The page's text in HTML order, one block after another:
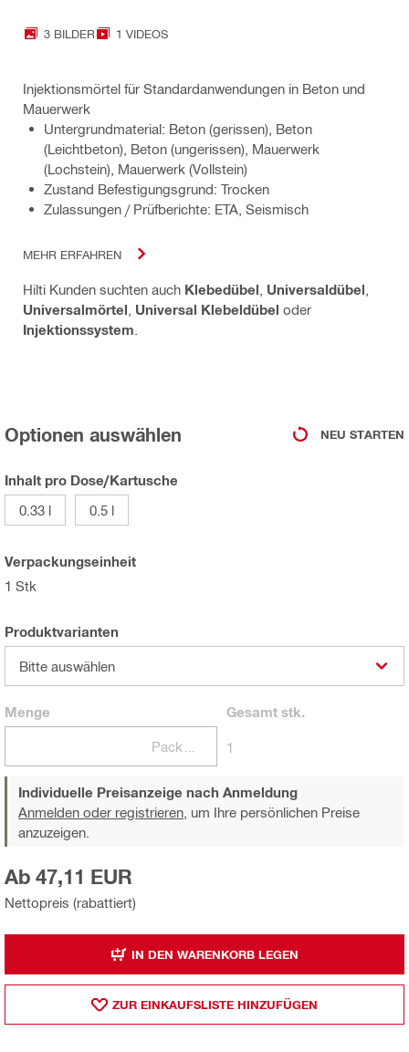
3 BILDER 1 VIDEOS
Injektionsmörtel für Standardanwendungen in Beton und
Mauerwerk
Untergrundmaterial: Beton (gerissen), Beton
(Leichtbeton), Beton (ungerissen), Mauerwerk
(Lochstein), Mauerwerk (Vollstein)
Zustand Befestigungsgrund: Trocken
Zulassungen / Prüfberichte: ETA, Seismisch
MEHR ERFAHREN
Hilti Kunden suchten auch Klebedübel Universaldübel
Universalmörtel Universal Klebeldübel oder
Injektionssystem
Optionen auswählen NEU STARTEN
Inhalt pro Dose/Kartusche
0.33 l
0.5 l
Verpackungseinheit
1 Stk
Produktvarianten
Bitte auswählen
Menge Gesamtstk.
1
Individuelle Preisanzeige nach Anmeldung
Anmelden oder registrieren, um Ihre persönlichen Preise
anzuzeigen.
Nettopreis (rabattiert)
Ab 47,11 EUR
IN DEN WARENKORB LEGEN
ZUR EINKAUFSLISTE HINZUFÜGEN